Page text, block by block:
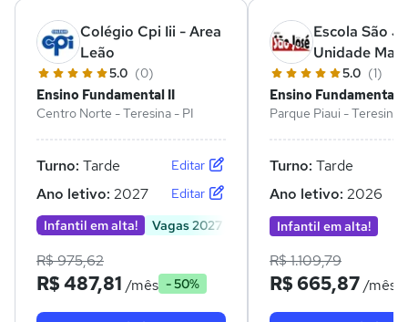
Colégio Cpi Iii - Area
Leão
5.0 (0)
Ensino Fundamental II
Centro Norte - Teresina - PI
Turno: Tarde Editar
Ano letivo: 2027
Editar
Infantil em alta!
Vagas 2027
R$ 975,62
R$ 487,81 /mês - 50%
Escola São
Unidade
5.0 (1)
Ensino Fundamental II
Parque Piaui - Teresina
Turno: Tarde
Ano letivo: 2026
Infantil em alta!
R$ 1.109,79
R$ 665,87/mês